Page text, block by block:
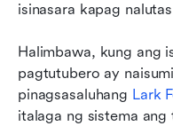
isinasara kapag
Halimbawa, kung ang
pagtutubero ay
pinagsasaluhang Lark
italaga ng sistema